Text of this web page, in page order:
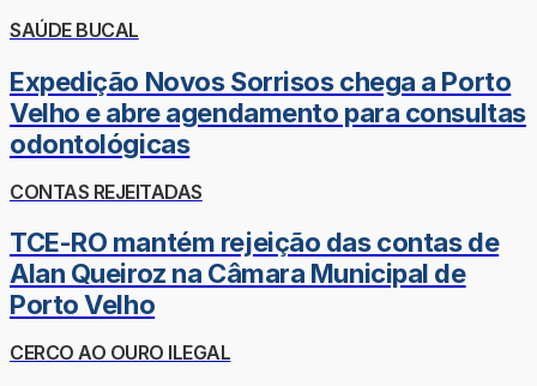
SAÚDE BUCAL
Expedição Novos Sorrisos chega a Porto
Velho e abre agendamento para consultas
odontológicas
CONTAS REJEITADAS
TCE-RO mantém rejeição das contas de
Alan Queiroz na Câmara Municipal de
Porto Velho
CERCO AO OURO ILEGAL